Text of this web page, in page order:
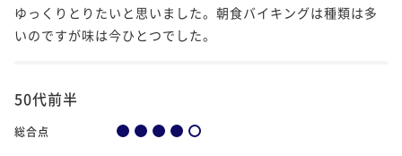
ゆっくりとりたいと思いました。朝食バイキングは種類は多
いのですが味は今ひとつでした。
50代前半
総合点